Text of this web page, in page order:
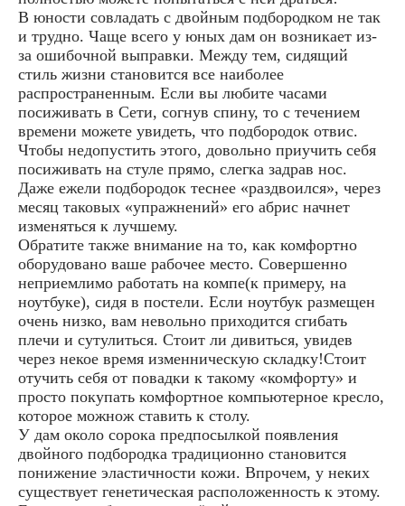
В юности совладать с двойным подбородком не так
и трудно. Чаще всего у юных дам он возникает из-
за ошибочной выправки. Между тем, сидящий
стиль жизни становится все наиболее
распространенным. Если вы любите часами
посиживать в Сети, согнув спину, то с течением
времени можете увидеть, что подбородок отвис.
Чтобы недопустить этого, довольно приучить себя
посиживать на стуле прямо, слегка задрав нос.
Даже ежели подбородок теснее «раздвоился», через
месяц таковых «упражнений» его абрис начнет
изменяться к лучшему.
Обратите также внимание на то, как комфортно
оборудовано ваше рабочее место. Совершенно
неприемлимо работать на компе(к примеру, на
ноутбуке), сидя в постели. Если ноутбук размещен
очень низко, вам невольно приходится сгибать
плечи и сутулиться. Стоит ли дивиться, увидев
через некое время изменническую складку!Стоит
отучить себя от повадки к такому «комфорту» и
просто покупать комфортное компьютерное кресло,
которое можнож ставить к столу.
У дам около сорока предпосылкой появления
двойного подбородка традиционно становится
понижение эластичности кожи. Впрочем, у неких
существует генетическая расположенность к этому.